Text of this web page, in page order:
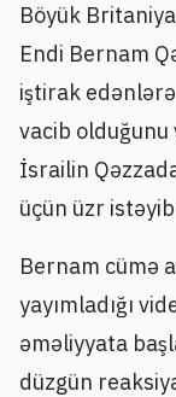
Böyük
Endi Bernam
iştirak
vacib olduğunu
İsrailin
üçün üzr
Bernam cümə
yayımladığı
əməliyyata
düzgün